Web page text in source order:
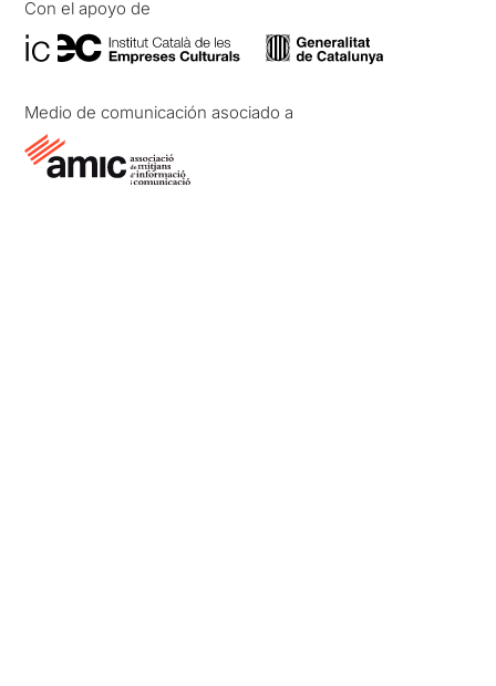
Con el apoyo de
Medio de comunicación asociado a